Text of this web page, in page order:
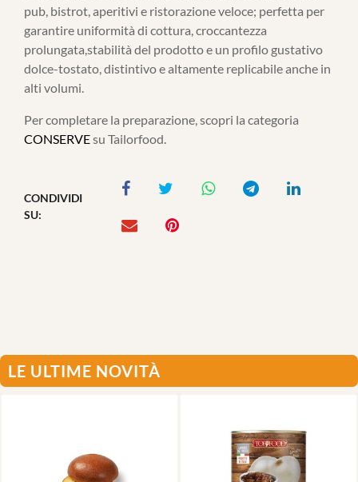
pub, bistrot, aperitivi e ristorazione veloce; perfetta per
garantire uniformità di cottura, croccantezza
prolungata,stabilità del prodotto e un profilo gustativo
dolce-tostato, distintivo e altamente replicabile anche in
alti volumi.
Per completare la preparazione, scopri la categoria
CONSERVEsu Tailorfood.
CONDIVIDI
SU:
LE ULTIME NOVITÀ